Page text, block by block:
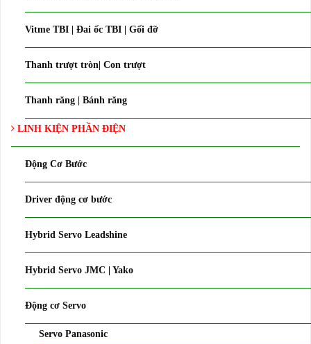
Vitme TBI | Đai ốc TBI | Gối đỡ
Thanh trượt tròn| Con trượt
Thanh răng | Bánh răng
LINH KIỆN PHẦN ĐIỆN
Động Cơ Bước
Driver động cơ bước
Hybrid Servo Leadshine
Hybrid Servo JMC | Yako
Động cơ Servo
Servo Panasonic